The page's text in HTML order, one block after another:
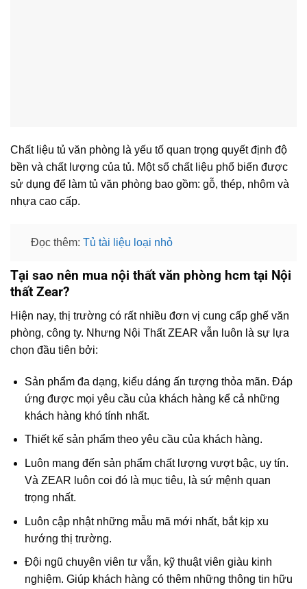
Chất liệu tủ văn phòng là yếu tố quan trọng quyết định độ
bền và chất lượng của tủ. Một số chất liệu phổ biến được
sử dụng để làm tủ văn phòng bao gồm: gỗ, thép, nhôm và
nhựa cao cấp.
Đọc thêm: Tủ tài liệu loại nhỏ
Tại sao nên mua nội thất văn phòng hcm tại Nội
thất Zear?
Hiện nay, thị trường có rất nhiều đơn vị cung cấp ghế văn
phòng, công ty. Nhưng Nội Thất ZEAR vẫn luôn là sự lựa
chọn đầu tiên bởi:
Sản phẩm đa dạng, kiểu dáng ấn tượng thỏa mãn. Đáp
ứng được mọi yêu cầu của khách hàng kể cả những
khách hàng khó tính nhất.
Thiết kế sản phẩm theo yêu cầu của khách hàng.
Luôn mang đến sản phẩm chất lượng vượt bậc, uy tín.
Và ZEAR luôn coi đó là mục tiêu, là sứ mệnh quan
trọng nhất.
Luôn cập nhật những mẫu mã mới nhất, bắt kịp xu
hướng thị trường.
Đội ngũ chuyên viên tư vẫn, kỹ thuật viên giàu kinh
nghiệm. Giúp khách hàng có thêm những thông tin hữu